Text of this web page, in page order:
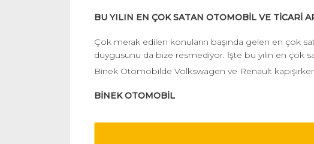
BU YILIN EN ÇOK SATAN OTOMOBİL VE TİCARİ
Çok merak edilen konuların başında gelen en çok
duygusunu da bize resmediyor. İşte bu yılın en çok
Binek Otomobilde Volkswagen ve Renault
BİNEK OTOMOBİL